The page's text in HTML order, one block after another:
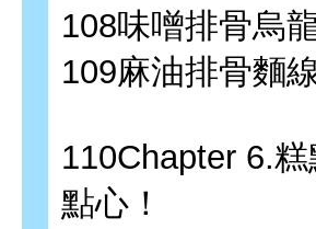
108味噌排骨烏
109麻油排骨麵
110Chapter 6.
點心！